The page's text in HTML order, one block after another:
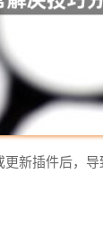
新插件后，